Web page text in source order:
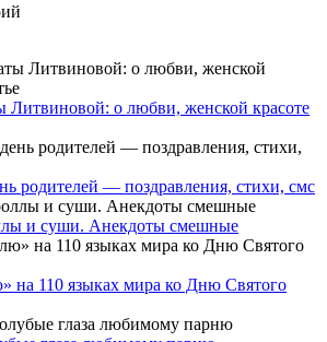
Литвиновой: о любви, женской красоте
родителей — поздравления, стихи, смс
и суши. Анекдоты смешные
на 110 языках мира ко Дню Святого